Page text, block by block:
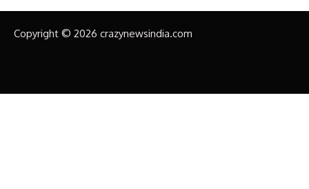
Copyright © 2026 crazynewsindia.com